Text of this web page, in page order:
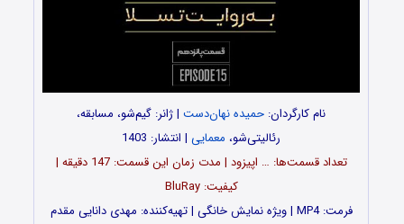
نام کارگردان: حمیده نهان‌دست | ژانر: گیم‌شو، مسابقه،
رئالیتی‌شو، معمایی | انتشار: 1403
تعداد قسمت‌ها: … اپیزود | مدت زمان این قسمت: 147 دقیقه |
کیفیت: BluRay
فرمت: MP4 | ویژه نمایش خانگی | تهیه‌کننده: مهدی دانایی مقدم